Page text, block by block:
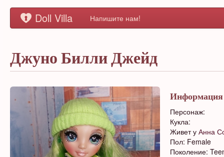
Doll Villa Напишите нам!
Джуно Билли Джейд
Информация
Персонаж:
Кукла:
Живет у Анна
Пол: Female
Поколение: